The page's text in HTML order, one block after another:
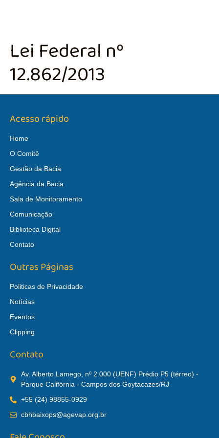
Lei Federal nº
12.862/2013
Acesso rápido
Home
O Comitê
Gestão da Bacia
Agência da Bacia
Sala de Monitoramento
Comunicação
Biblioteca Digital
Contato
Outras Páginas
Politicas de Privacidade
Notícias
Eventos
Clipping
Contato
Av. Alberto Lamego, nº 2.000 (UENF) Prédio P5 (térreo) -
Parque Califórnia - Campos dos Goytacazes/RJ
+55 (24) 98855-0929
cbhbaixops@agevap.org.br